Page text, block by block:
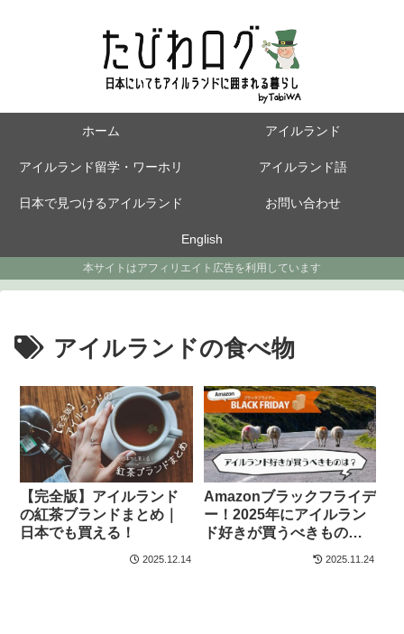
ホーム アイルランド
アイルランド留学・ワーホリ アイルランド語
日本で見つけるアイルランド お問い合わせ
English
本サイトはアフィリエイト広告を利用しています
アイルランドの食べ物
【完全版】アイルランド
の紅茶ブランドまとめ｜
日本でも買える！
2025.12.14
Amazonブラックフライデ
ー！2025年にアイルラン
ド好きが買うべきもの
2025.11.24